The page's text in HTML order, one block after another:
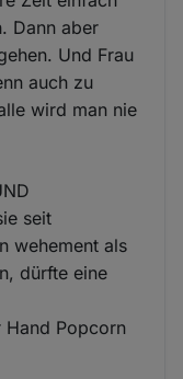
Dann aber
Und Frau
auch zu
wird man nie
seit
wehement als
dürfte eine
Hand Popcorn